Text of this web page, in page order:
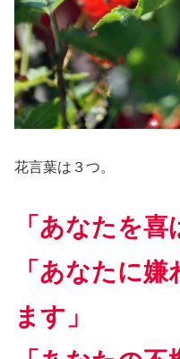
花言葉は３つ。
「あなたを喜
「あなたに
ます」